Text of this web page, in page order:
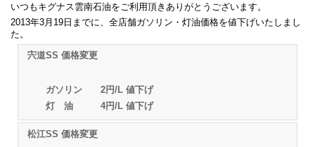
いつもキグナス雲南石油をご利用頂きありがとうございます。
2013年3月19日までに、全店舗ガソリン・灯油価格を値下げいたしまし
た。
宍道SS 価格変更
ガソリン 2円/L 値下げ
灯 油 4円/L 値下げ
松江SS 価格変更